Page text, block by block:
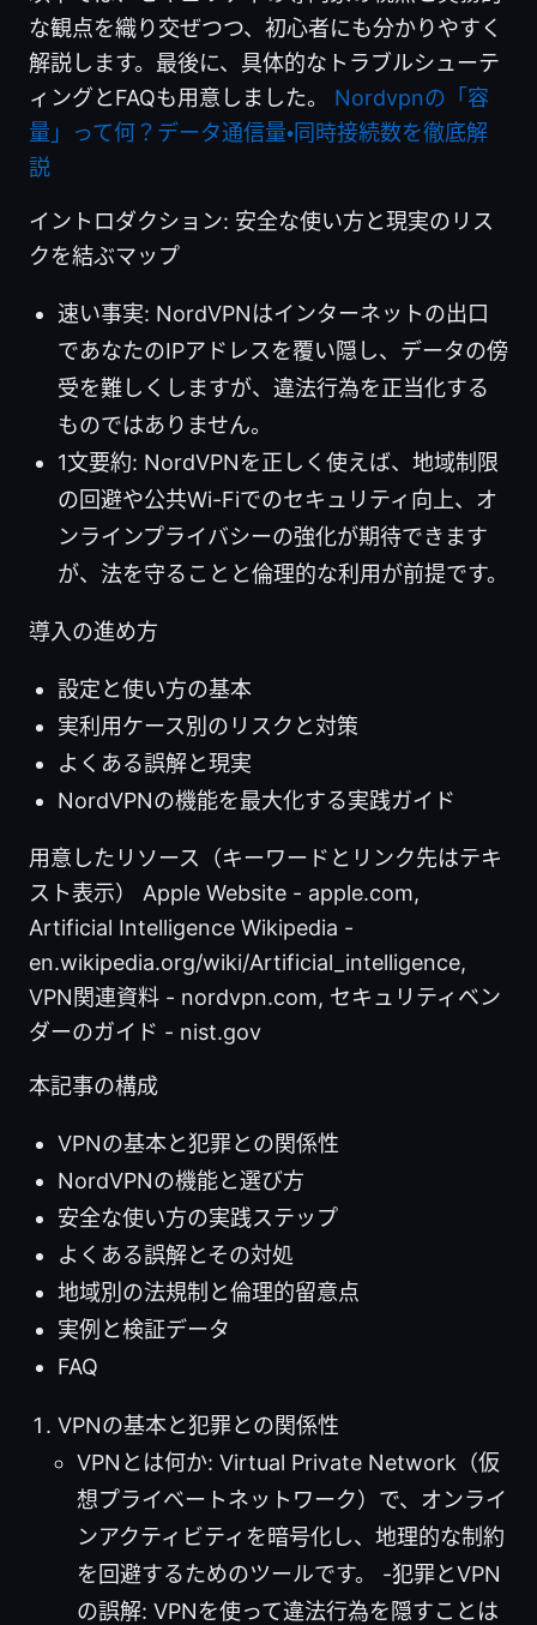
な観点を織り交ぜつつ、初心者にも分かりやすく
解説します。最後に、具体的なトラブルシューテ
ィングとFAQも用意しました。 Nordvpnの「容
量」って何？データ通信量・同時接続数を徹底解
説
イントロダクション: 安全な使い方と現実のリス
クを結ぶマップ
速い事実: NordVPNはインターネットの出口
であなたのIPアドレスを覆い隠し、データの傍
受を難しくしますが、違法行為を正当化する
ものではありません。
1文要約: NordVPNを正しく使えば、地域制限
の回避や公共Wi-Fiでのセキュリティ向上、オ
ンラインプライバシーの強化が期待できます
が、法を守ることと倫理的な利用が前提です。
導入の進め方
設定と使い方の基本
実利用ケース別のリスクと対策
よくある誤解と現実
NordVPNの機能を最大化する実践ガイド
用意したリソース（キーワードとリンク先はテキ
スト表示） Apple Website - apple.com,
Artificial Intelligence Wikipedia -
en.wikipedia.org/wiki/Artificial_intelligence,
VPN関連資料 - nordvpn.com, セキュリティベン
ダーのガイド - nist.gov
本記事の構成
VPNの基本と犯罪との関係性
NordVPNの機能と選び方
安全な使い方の実践ステップ
よくある誤解とその対処
地域別の法規制と倫理的留意点
実例と検証データ
FAQ
VPNの基本と犯罪との関係性
VPNとは何か: Virtual Private Network（仮
想プライベートネットワーク）で、オンライ
ンアクティビティを暗号化し、地理的な制約
を回避するためのツールです。 -犯罪とVPN
の誤解: VPNを使って違法行為を隠すことは